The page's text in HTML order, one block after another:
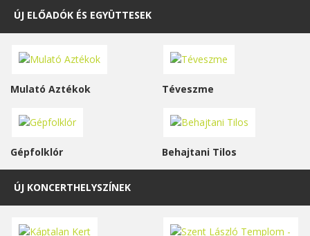
ÚJ ELŐADÓK ÉS EGYÜTTESEK
Mulató Aztékok Téveszme
Gépfolklór Behajtani Tilos
ÚJ KONCERTHELYSZÍNEK